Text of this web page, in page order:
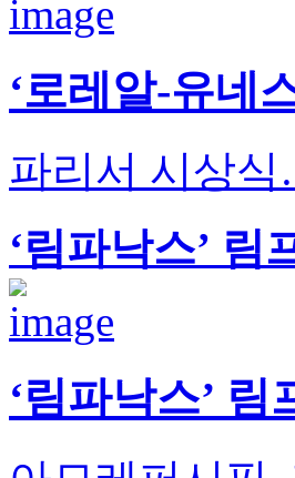
‘로레알-유네
파리서 시상
‘림파낙스’
‘림파낙스’